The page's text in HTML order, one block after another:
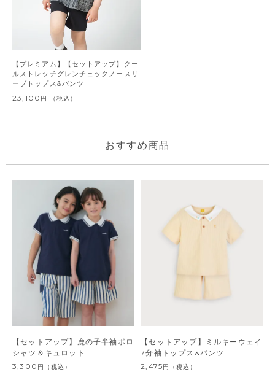
【プレミアム】【セットアップ】クー
ルストレッチグレンチェックノースリ
ーブトップス&パンツ
23,100 税込
おすすめ商品
【セットアップ】鹿の子半袖ポロ
シャツ＆キュロット
3,300 円 （税込）
【セットアップ】ミルキーウェイ
7分袖トップス&パンツ
2,475円 （税込）